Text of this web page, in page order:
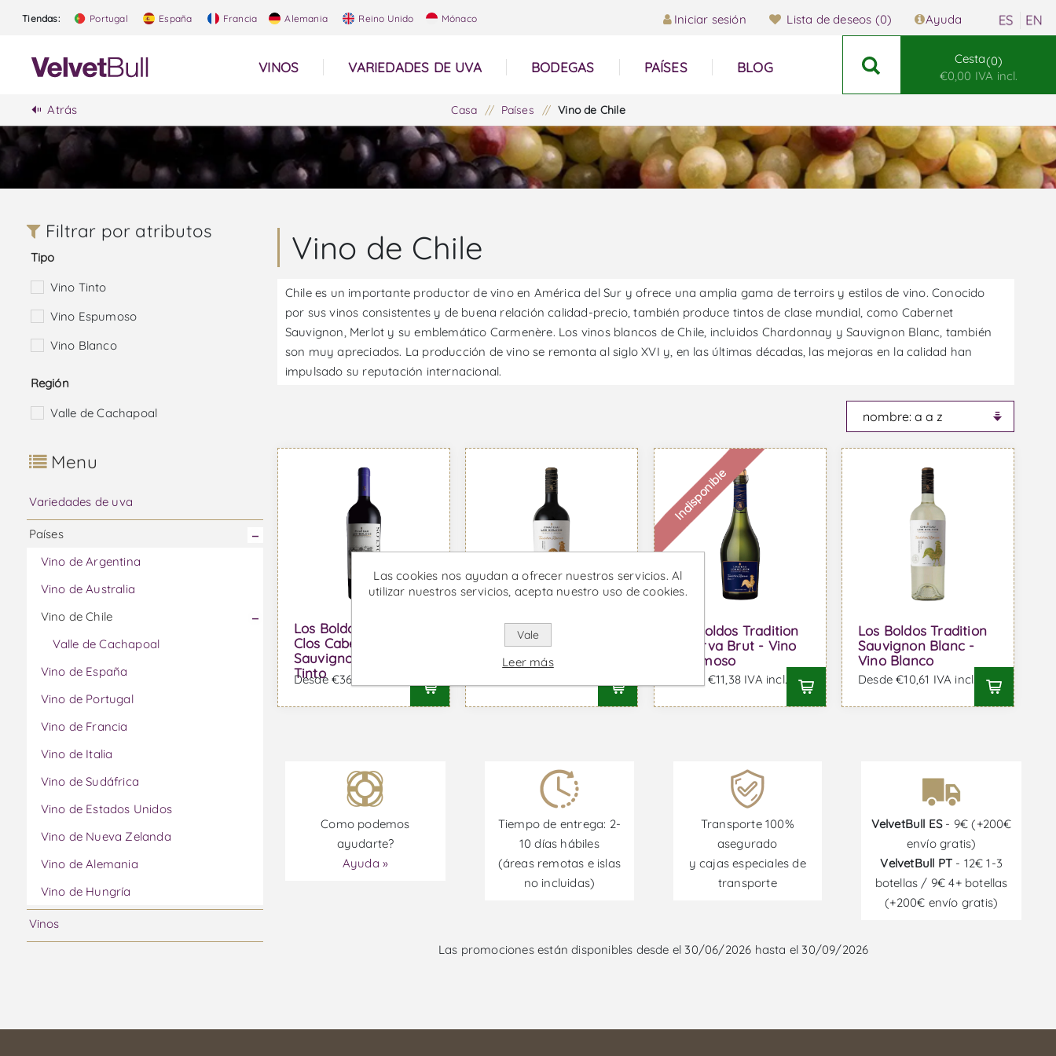
Tiendas: Portugal España Francia Alemania Reino Unido Mónaco Iniciar sesión Lista de deseos (0) Ayuda
VINOS VARIEDADES DE UVA BODEGAS PAÍSES BLOG
Cesta 0
€0,00 IVA incl.
Atrás Casa / Países / Vino de Chile
Vino de Chile
Chile es un importante productor de vino en América del Sur y ofrece una amplia gama de terroirs y estilos de vino. Conocido
por sus vinos consistentes y de buena relación calidad-precio, también produce tintos de clase mundial, como Cabernet
Sauvignon, Merlot y su emblemático Carmenère. Los vinos blancos de Chile, incluidos Chardonnay y Sauvignon Blanc, también
son muy apreciados. La producción de vino se remonta al siglo XVI y, en las últimas décadas, las mejoras en la calidad han
impulsado su reputación internacional.
Los Boldos Grand
Clos Cabernet
Sauvignon - Vino
Tinto
Desde €36,58 IVA incl.
Los Boldos Tradition
Carmenere - Vino
Tinto
Indisponible
Los Boldos Tradition
Reserva Brut - Vino
Espumoso
Desde €11,38 IVA incl.
Los Boldos Tradition
Sauvignon Blanc -
Vino Blanco
Desde €10,61 IVA incl.
Como podemos
ayudarte?
Ayuda »
Tiempo de entrega: 2-
10 días hábiles
(áreas remotas e islas
no incluidas)
Transporte 100%
asegurado
y cajas especiales de
transporte
VelvetBull ES- 9€ (+200€
envío gratis)
VelvetBull PT- 12€ 1-3
botellas / 9€ 4+ botellas
(+200€ envío gratis)
Las promociones están disponibles desde el 30/06/2026 hasta el 30/09/2026
Filtrar por atributos
Tipo
Vino Tinto
Vino Espumoso
Vino Blanco
Región
Valle de Cachapoal
Menu
Variedades de uva
Países
Vino de Argentina
Vino de Australia
Vino de Chile
Valle de Cachapoal
Vino de España
Vino de Portugal
Vino de Francia
Vino de Italia
Vino de Sudáfrica
Vino de Estados Unidos
Vino de Nueva Zelanda
Vino de Alemania
Vino de Hungría
Vinos
Las cookies nos ayudan a ofrecer nuestros servicios. Al
utilizar nuestros servicios, acepta nuestro uso de cookies.
Vale
Leer más